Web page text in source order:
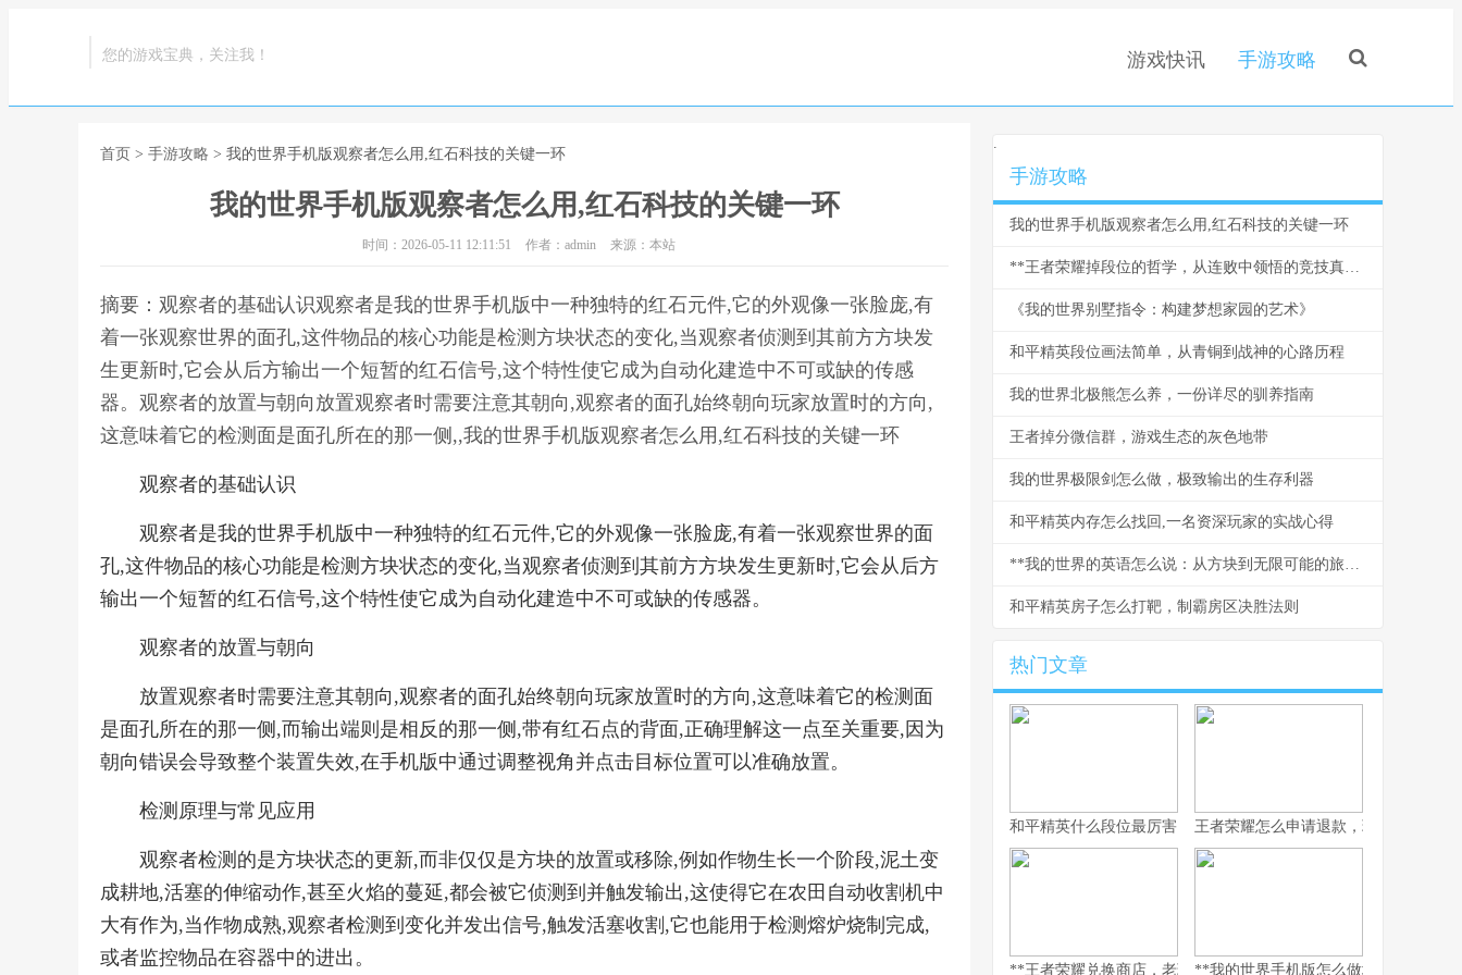
您的游戏宝典，关注我！ 游戏快讯 手游攻略
首页 > 手游攻略 > 我的世界手机版观察者怎么用,红石科技的关键一环
我的世界手机版观察者怎么用,红石科技的关键一环
时间：2026-05-11 12:11:51 作者：admin 来源：本站
摘要：观察者的基础认识观察者是我的世界手机版中一种独特的红石元件,它的外观像一张脸庞,有
着一张观察世界的面孔,这件物品的核心功能是检测方块状态的变化,当观察者侦测到其前方方块发
生更新时,它会从后方输出一个短暂的红石信号,这个特性使它成为自动化建造中不可或缺的传感
器。观察者的放置与朝向放置观察者时需要注意其朝向,观察者的面孔始终朝向玩家放置时的方向,
这意味着它的检测面是面孔所在的那一侧,,我的世界手机版观察者怎么用,红石科技的关键一环
观察者的基础认识
观察者是我的世界手机版中一种独特的红石元件,它的外观像一张脸庞,有着一张观察世界的面
孔,这件物品的核心功能是检测方块状态的变化,当观察者侦测到其前方方块发生更新时,它会从后方
输出一个短暂的红石信号,这个特性使它成为自动化建造中不可或缺的传感器。
观察者的放置与朝向
放置观察者时需要注意其朝向,观察者的面孔始终朝向玩家放置时的方向,这意味着它的检测面
是面孔所在的那一侧,而输出端则是相反的那一侧,带有红石点的背面,正确理解这一点至关重要,因为
朝向错误会导致整个装置失效,在手机版中通过调整视角并点击目标位置可以准确放置。
检测原理与常见应用
观察者检测的是方块状态的更新,而非仅仅是方块的放置或移除,例如作物生长一个阶段,泥土变
成耕地,活塞的伸缩动作,甚至火焰的蔓延,都会被它侦测到并触发输出,这使得它在农田自动收割机中
大有作为,当作物成熟,观察者检测到变化并发出信号,触发活塞收割,它也能用于检测熔炉烧制完成,
或者监控物品在容器中的进出。
.
手游攻略
我的世界手机版观察者怎么用,红石科技的关键一环
**王者荣耀掉段位的哲学，从连败中领悟的竞技真谛**
《我的世界别墅指令：构建梦想家园的艺术》
和平精英段位画法简单，从青铜到战神的心路历程
我的世界北极熊怎么养，一份详尽的驯养指南
王者掉分微信群，游戏生态的灰色地带
我的世界极限剑怎么做，极致输出的生存利器
和平精英内存怎么找回,一名资深玩家的实战心得
**我的世界的英语怎么说：从方块到无限可能的旅程**
和平精英房子怎么打靶，制霸房区决胜法则
热门文章
和平精英什么段位最厉害，探寻段位背后的实力真相，副标题，巅
王者荣耀怎么申请退款，玩家权益守
**王者荣耀兑换商店，老玩家的策略与情怀之地，副标题，积攒与
**我的世界手机版怎么做地狱门，手机